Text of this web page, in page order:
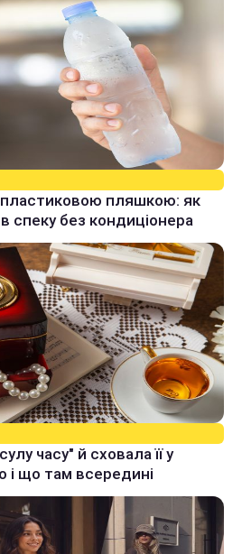
пластиковою пляшкою: як
спеку без кондиціонера
часу" й сховала її у
і що там всередині